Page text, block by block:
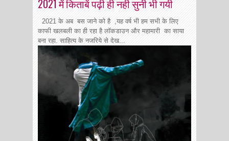
2021 में किताबें पढ़ी ही नही सुनी भी गयी
2021 के अब बस जाने को है ,यह वर्ष भी हम सभी के लिए
काफी खलबली का ही रहा है लॉकडाउन और महामारी का साया
बना रहा. साहित्य के नजरिये से देख...